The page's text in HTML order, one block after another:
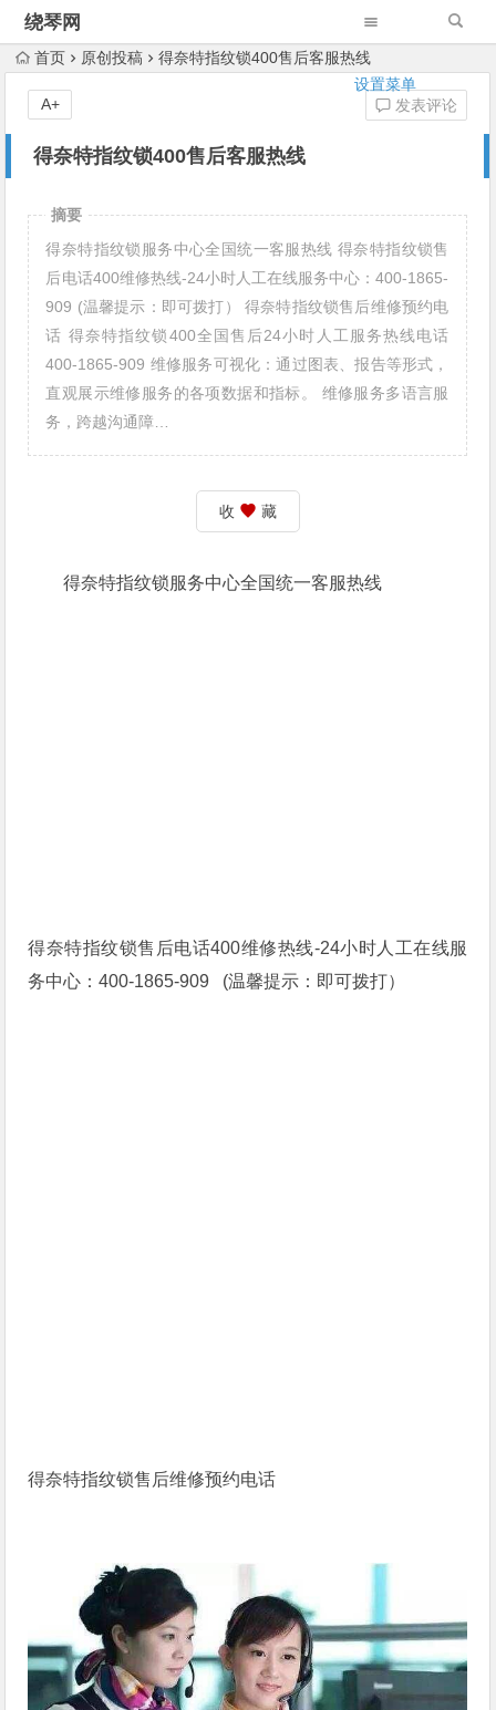
绕琴网
设置菜单
首页 原创投稿 得奈特指纹锁400售后客服热线
得奈特指纹锁400售后客服热线
发表评论
A+
摘要
得奈特指纹锁服务中心全国统一客服热线 得奈特指纹锁售
后电话400维修热线-24小时人工在线服务中心：400-1865-
909 (温馨提示：即可拨打） 得奈特指纹锁售后维修预约电
话 得奈特指纹锁400全国售后24小时人工服务热线电话
400-1865-909 维修服务可视化：通过图表、报告等形式，
直观展示维修服务的各项数据和指标。 维修服务多语言服
务，跨越沟通障…
收 藏
得奈特指纹锁服务中心全国统一客服热线
得奈特指纹锁售后电话400维修热线-24小时人工在线服
务中心：400-1865-909 (温馨提示：即可拨打）
得奈特指纹锁售后维修预约电话